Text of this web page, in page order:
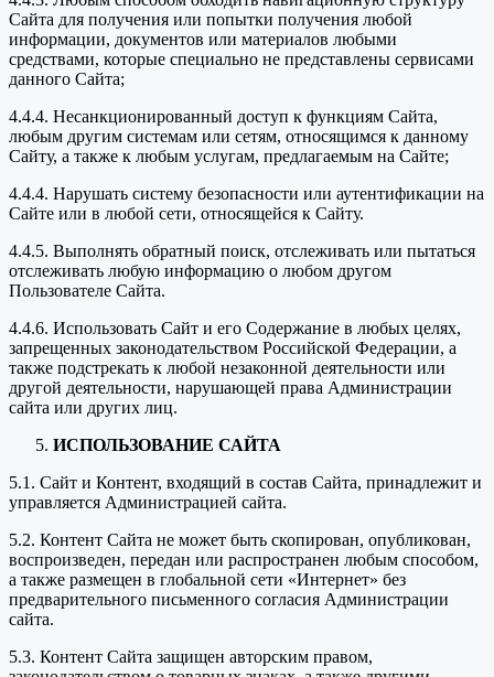
Сайта для получения или попытки получения любой
информации, документов или материалов любыми
средствами, которые специально не представлены сервисами
данного Сайта;
4.4.4. Несанкционированный доступ к функциям Сайта,
любым другим системам или сетям, относящимся к данному
Сайту, а также к любым услугам, предлагаемым на Сайте;
4.4.4. Нарушать систему безопасности или аутентификации на
Сайте или в любой сети, относящейся к Сайту.
4.4.5. Выполнять обратный поиск, отслеживать или пытаться
отслеживать любую информацию о любом другом
Пользователе Сайта.
4.4.6. Использовать Сайт и его Содержание в любых целях,
запрещенных законодательством Российской Федерации, а
также подстрекать к любой незаконной деятельности или
другой деятельности, нарушающей права Администрации
сайта или других лиц.
ИСПОЛЬЗОВАНИЕ САЙТА
5.1. Сайт и Контент, входящий в состав Сайта, принадлежит и
управляется Администрацией сайта.
5.2. Контент Сайта не может быть скопирован, опубликован,
воспроизведен, передан или распространен любым способом,
а также размещен в глобальной сети «Интернет» без
предварительного письменного согласия Администрации
сайта.
5.3. Контент Сайта защищен авторским правом,